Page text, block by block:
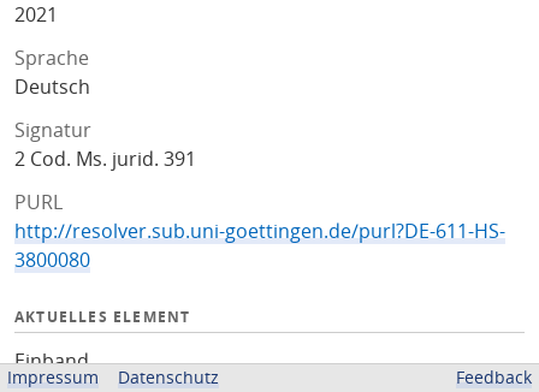
2021
Sprache
Deutsch
Signatur
2 Cod. Ms. jurid. 391
PURL
http://resolver.sub.uni-goettingen.de/purl?DE-611-HS-
3800080
AKTUELLES ELEMENT
Einband
Impressum Datenschutz Feedback